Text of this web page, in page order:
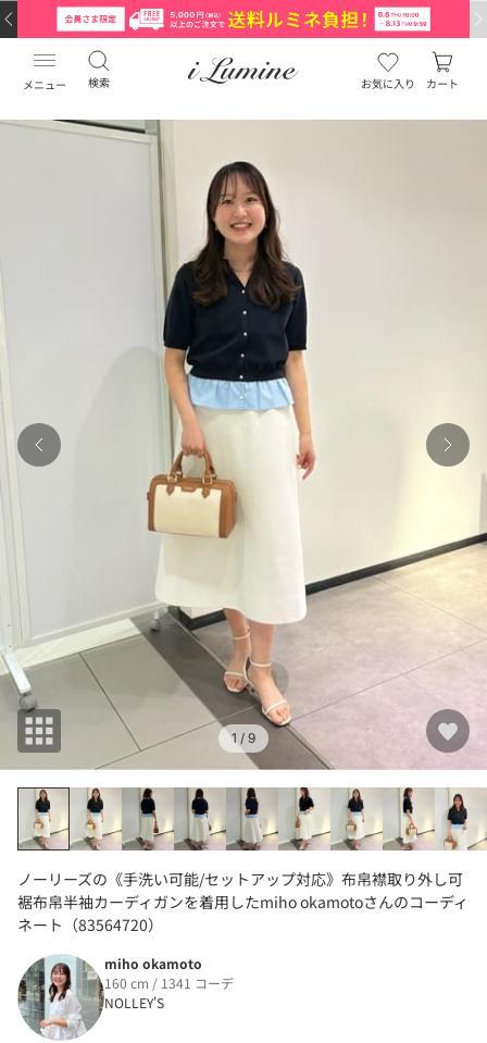
メニュー 検索 お気に入り カート
1 / 9
ノーリーズの《手洗い可能/セットアップ対応》布帛襟取り外し可
裾布帛半袖カーディガンを着用したmiho okamotoさんのコーディ
ネート（83564720）
miho okamoto
160 cm / 1341 コーデ
NOLLEY'S